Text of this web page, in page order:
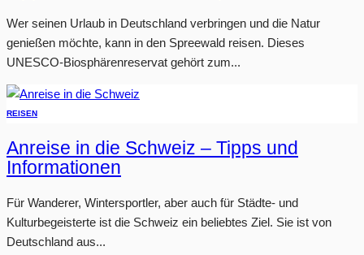
Wer seinen Urlaub in Deutschland verbringen und die Natur
genießen möchte, kann in den Spreewald reisen. Dieses
UNESCO-Biosphärenreservat gehört zum...
REISEN
Anreise in die Schweiz – Tipps und
Informationen
Für Wanderer, Wintersportler, aber auch für Städte- und
Kulturbegeisterte ist die Schweiz ein beliebtes Ziel. Sie ist von
Deutschland aus...